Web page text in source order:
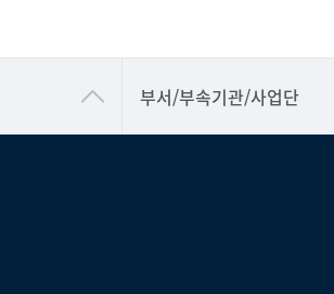
부서/부속기관/사업단